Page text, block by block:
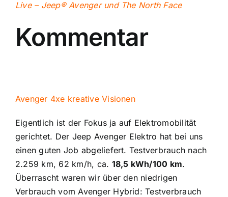
Live – Jeep® Avenger und The North Face
Kommentar
Avenger 4xe kreative Visionen
Eigentlich ist der Fokus ja auf Elektromobilität
gerichtet. Der Jeep Avenger Elektro hat bei uns
einen guten Job abgeliefert. Testverbrauch nach
2.259 km, 62 km/h, ca. 18,5 kWh/100 km.
Überrascht waren wir über den niedrigen
Verbrauch vom Avenger Hybrid: Testverbrauch